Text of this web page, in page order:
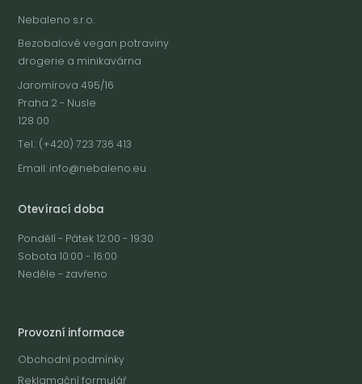
Nebaleno s.r.o.
Bezobalové vegan potraviny
drogerie a minikavárna
Jaromírova 495/16
Praha 2 - Nusle
128 00
Tel.: (+420) 723 736 413
Email: info@nebaleno.eu
Otevírací doba
Pondělí - Pátek 12:00 - 19:30
Sobota 10:00 - 16:00
Neděle - zavřeno
Provozní informace
Obchodní podmínky
Reklamační formulář